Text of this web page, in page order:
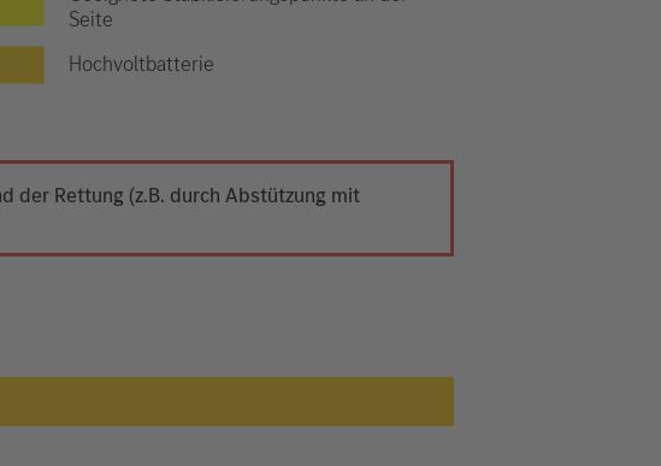
Seite
Hochvoltbatterie
der Rettung (z.B. durch Abstützung mit